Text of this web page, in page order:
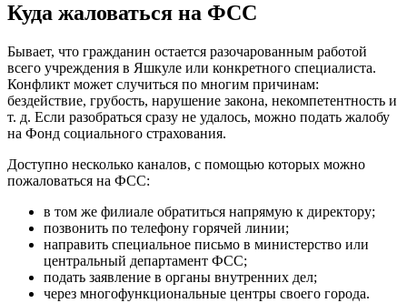
Куда жаловаться на ФСС
Бывает, что гражданин остается разочарованным работой
всего учреждения в Яшкуле или конкретного специалиста.
Конфликт может случиться по многим причинам:
бездействие, грубость, нарушение закона, некомпетентность и
т. д. Если разобраться сразу не удалось, можно подать жалобу
на Фонд социального страхования.
Доступно несколько каналов, с помощью которых можно
пожаловаться на ФСС:
в том же филиале обратиться напрямую к директору;
позвонить по телефону горячей линии;
направить специальное письмо в министерство или
центральный департамент ФСС;
подать заявление в органы внутренних дел;
через многофункциональные центры своего города.